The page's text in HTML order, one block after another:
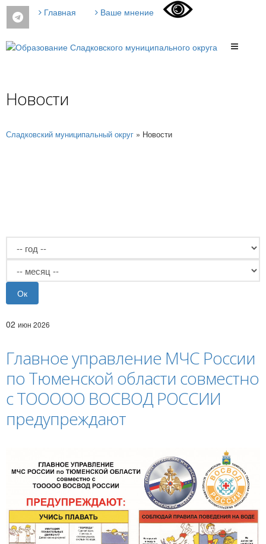
Главная Ваше мнение
Новости
Сладковский муниципальный округ » Новости
02 июн 2026
Главное управление МЧС России
по Тюменской области совместно
с ТООООО ВОСВОД РОССИИ
предупреждают